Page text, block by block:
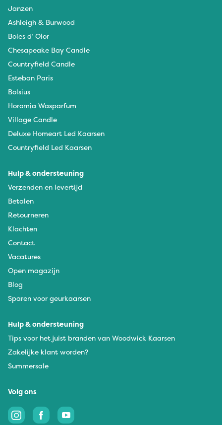
Janzen
Ashleigh & Burwood
Boles d’ Olor
Chesapeake Bay Candle
Countryfield Candle
Esteban Paris
Bolsius
Horomia Wasparfum
Village Candle
Deluxe Homeart Led Kaarsen
Countryfield Led Kaarsen
Hulp & ondersteuning
Verzenden en levertijd
Betalen
Retourneren
Klachten
Contact
Vacatures
Open magazijn
Blog
Sparen voor geurkaarsen
Hulp & ondersteuning
Tips voor het juist branden van Woodwick Kaarsen
Zakelijke klant worden?
Summersale
Volg ons